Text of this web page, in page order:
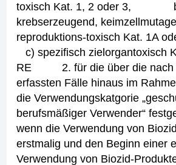
toxisch Kat. 1, 2 oder 3,
krebserzeugend,
reproduktions-toxisch Kat. 1A
c) spezifisch zielorgantoxisch
RE
2. für die über die nach
erfassten Fälle hinaus im
die Verwendungskatgorie
berufsmäßiger Verwender“
wenn die Verwendung von
erstmalig und den Beginn einer
Verwendung von Biozid-